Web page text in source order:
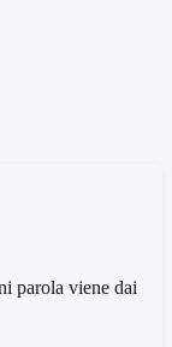
parola viene dai